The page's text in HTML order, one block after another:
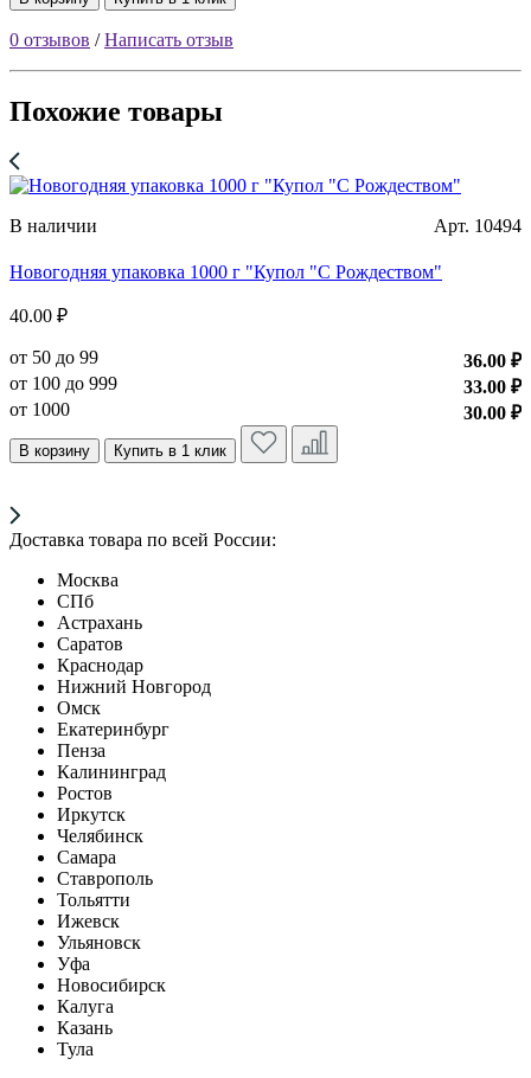
0 отзывов /Написать отзыв
Похожие товары
В наличии Арт. 10494
Новогодняя упаковка 1000 г "Купол "С Рождеством"
40.00 ₽
от 50 до 99
36.00 ₽
от 100 до 999
33.00 ₽
от 1000
30.00 ₽
В корзину Купить в 1 клик
Доставка товара по всей России:
Москва
СПб
Астрахань
Саратов
Краснодар
Нижний Новгород
Омск
Екатеринбург
Пенза
Калининград
Ростов
Иркутск
Челябинск
Самара
Ставрополь
Тольятти
Ижевск
Ульяновск
Уфа
Новосибирск
Калуга
Казань
Тула